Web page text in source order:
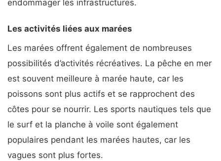
endommager les infrastructures.
Les activités liées aux marées
Les marées offrent également de nombreuses
possibilités d’activités récréatives. La pêche en mer
est souvent meilleure à marée haute, car les
poissons sont plus actifs et se rapprochent des
côtes pour se nourrir. Les sports nautiques tels que
le surf et la planche à voile sont également
populaires pendant les marées hautes, car les
vagues sont plus fortes.